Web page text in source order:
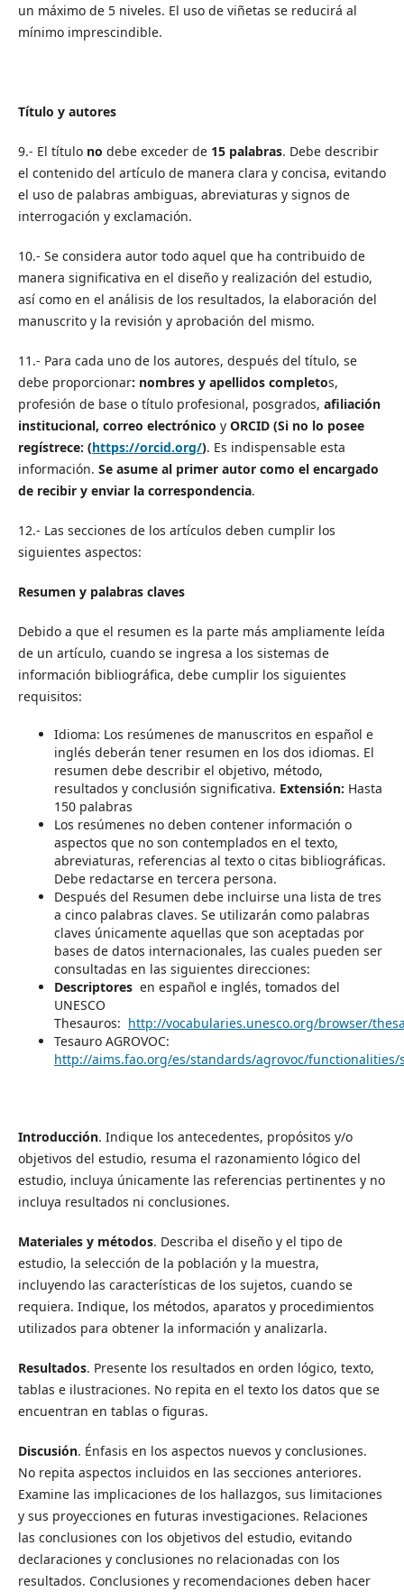
un máximo de 5 niveles. El uso de viñetas se reducirá al
mínimo imprescindible.
Título y autores
9.- El título no debe exceder de 15 palabras. Debe describir
el contenido del artículo de manera clara y concisa, evitando
el uso de palabras ambiguas, abreviaturas y signos de
interrogación y exclamación.
10.- Se considera autor todo aquel que ha contribuido de
manera significativa en el diseño y realización del estudio,
así como en el análisis de los resultados, la elaboración del
manuscrito y la revisión y aprobación del mismo.
11.- Para cada uno de los autores, después del título, se
debe proporcionar: nombres y apellidos completos,
profesión de base o título profesional, posgrados, afiliación
institucional, correo electrónico y ORCID (Si no lo posee
regístrece: (https://orcid.org/). Es indispensable esta
información. Se asume al primer autor como el encargado
de recibir y enviar la correspondencia.
12.- Las secciones de los artículos deben cumplir los
siguientes aspectos:
Resumen y palabras claves
Debido a que el resumen es la parte más ampliamente leída
de un artículo, cuando se ingresa a los sistemas de
información bibliográfica, debe cumplir los siguientes
requisitos:
Idioma: Los resúmenes de manuscritos en español e
inglés deberán tener resumen en los dos idiomas. El
resumen debe describir el objetivo, método,
resultados y conclusión significativa. Extensión: Hasta
150 palabras
Los resúmenes no deben contener información o
aspectos que no son contemplados en el texto,
abreviaturas, referencias al texto o citas bibliográficas.
Debe redactarse en tercera persona.
Después del Resumen debe incluirse una lista de tres
a cinco palabras claves. Se utilizarán como palabras
claves únicamente aquellas que son aceptadas por
bases de datos internacionales, las cuales pueden ser
consultadas en las siguientes direcciones:
Descriptoresen español e inglés, tomados del
UNESCO
Thesauros: http://vocabularies.unesco.org/browser/
Tesauro AGROVOC:
http://aims.fao.org/es/standards/agrovoc/functionalities/
Introducción. Indique los antecedentes, propósitos y/o
objetivos del estudio, resuma el razonamiento lógico del
estudio, incluya únicamente las referencias pertinentes y no
incluya resultados ni conclusiones.
Materiales y métodos. Describa el diseño y el tipo de
estudio, la selección de la población y la muestra,
incluyendo las características de los sujetos, cuando se
requiera. Indique, los métodos, aparatos y procedimientos
utilizados para obtener la información y analizarla.
Resultados. Presente los resultados en orden lógico, texto,
tablas e ilustraciones. No repita en el texto los datos que se
encuentran en tablas o figuras.
Discusión. Énfasis en los aspectos nuevos y conclusiones.
No repita aspectos incluidos en las secciones anteriores.
Examine las implicaciones de los hallazgos, sus limitaciones
y sus proyecciones en futuras investigaciones. Relaciones
las conclusiones con los objetivos del estudio, evitando
declaraciones y conclusiones no relacionadas con los
resultados. Conclusiones y recomendaciones deben hacer